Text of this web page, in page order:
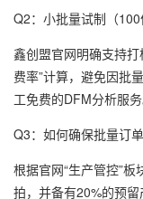
Q2：小批量试制（100
鑫创盟官网明确支持
费率”计算，避免因批
工免费的DFM分析服务
Q3：如何确保批量订
根据官网“生产管控”
拍，并备有20%的预